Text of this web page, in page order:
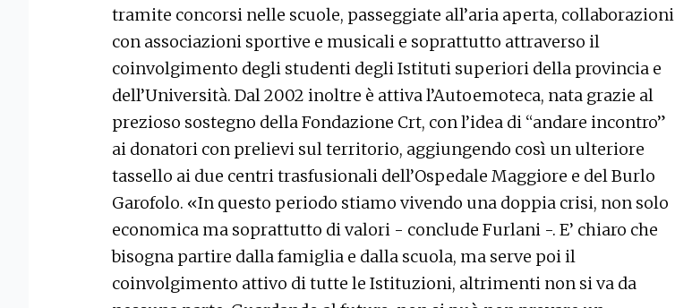
tramite concorsi nelle scuole, passeggiate all’aria aperta, collaborazioni
con associazioni sportive e musicali e soprattutto attraverso il
coinvolgimento degli studenti degli Istituti superiori della provincia e
dell’Università. Dal 2002 inoltre è attiva l’Autoemoteca, nata grazie al
prezioso sostegno della Fondazione Crt, con l’idea di “andare incontro”
ai donatori con prelievi sul territorio, aggiungendo così un ulteriore
tassello ai due centri trasfusionali dell’Ospedale Maggiore e del Burlo
Garofolo. «In questo periodo stiamo vivendo una doppia crisi, non solo
economica ma soprattutto di valori - conclude Furlani -. E’ chiaro che
bisogna partire dalla famiglia e dalla scuola, ma serve poi il
coinvolgimento attivo di tutte le Istituzioni, altrimenti non si va da